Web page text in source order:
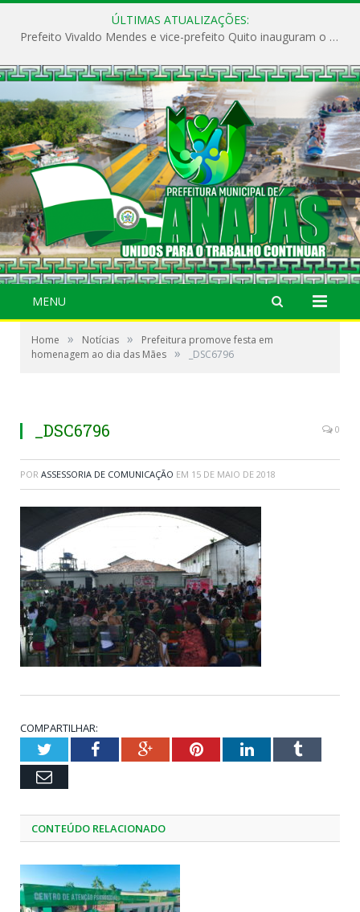
ÚLTIMAS ATUALIZAÇÕES:
Prefeito Vivaldo Mendes e vice-prefeito Quito inauguram o CAPS e fortalecem a saúde pública em Anajás.
MENU
Home » Notícias »
Prefeitura promove festa em
homenagem ao dia das Mães » _DSC6796
_DSC6796 0
POR ASSESSORIA DE COMUNICAÇÃO EM 15 DE MAIO DE 2018
COMPARTILHAR:
TwitterFacebookGoogle+PinterestLinkedInTumblr
Email
CONTEÚDO RELACIONADO